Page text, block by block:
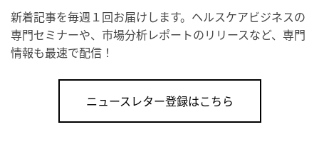
新着記事を毎週１回お届けします。ヘルスケアビジネスの
専門セミナーや、市場分析レポートのリリースなど、専門
情報も最速で配信！
ニュースレター登録はこちら